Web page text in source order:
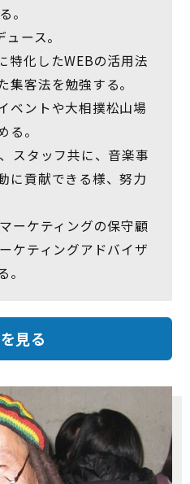
。
ース。
特化したWEBの活用法
集客法を勉強する。
ベントや大相撲松山場
。
スタッフ共に、音楽事
に貢献できる様、努力
ーケティングの保守顧
ケティングアドバイザ
見る